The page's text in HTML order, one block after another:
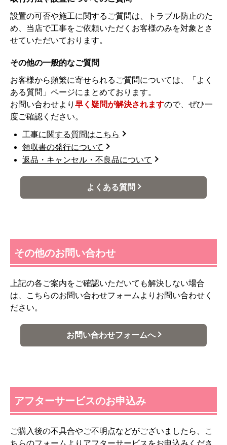
設置の可否や施工に関するご質問は、トラブル防止のた
め、当店で工事をご依頼いただくお客様のみを対象とさ
せていただいております。
その他の一般的なご質問
お客様から頻繁に寄せられるご質問については、「よく
ある質問」ページにまとめております。
お問い合わせより 早く疑問が解決されますので、ぜひ一
度ご確認ください。
工事に関する質問はこちら
領収書の発行について
返品・キャンセル・不良品について
よくある質問
その他のお問い合わせ
上記の各ご案内をご確認いただいても解決しない場合
は、こちらのお問い合わせフォームよりお問い合わせく
ださい。
お問い合わせフォームへ
アフターサービスのお申込み
ご購入後の不具合やご不明点などがございましたら、こ
ちらのフォームよりアフターサービスをお申込みくださ